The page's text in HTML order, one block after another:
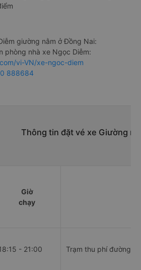
giường nằm ở Đồng Nai:
phòng nhà xe Ngọc Diễm:
vi-VN/xe-ngoc-diem
888684
Thông tin đặt vé xe Giường
Giờ
chạy
- 21:00 Trạm thu phí đường